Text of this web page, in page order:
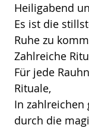
Heiligabend
Es ist die
Ruhe zu
Zahlreiche
Für jede
Rituale,
In
durch die